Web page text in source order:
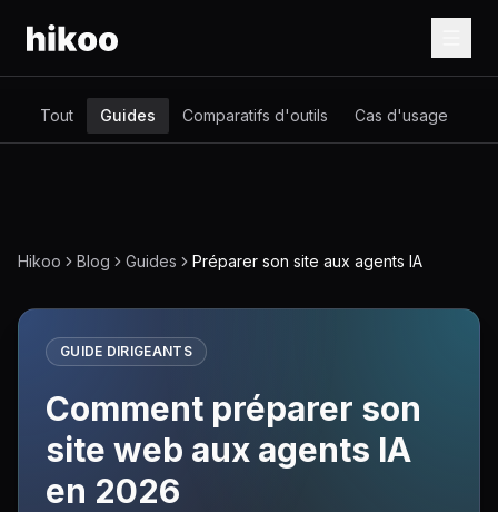
Tout Guides Comparatifs d'outils Cas d'usage
Hikoo Blog Guides Préparer son site aux agents IA
GUIDE DIRIGEANTS
Comment préparer son
site web aux agents IA
en 2026